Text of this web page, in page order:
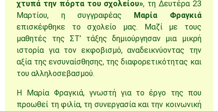
χτυπά την πόρτα του σχολείου», τη Δευτέρα 23
Μαρτίου, η συγγραφέας
Μαρία Φραγκιά
επισκέφθηκε το σχολείο μας. Μαζί με τους
μαθητές της ΣΤ’ τάξης δημιούργησαν μια μικρή
ιστορία για τον εκφοβισμό, αναδεικνύοντας την
αξία της ενσυναίσθησης, της διαφορετικότητας και
του αλληλοσεβασμού.
Η Μαρία Φραγκιά, γνωστή για το έργο της που
προωθεί τη φιλία, τη συνεργασία και την κοινωνική